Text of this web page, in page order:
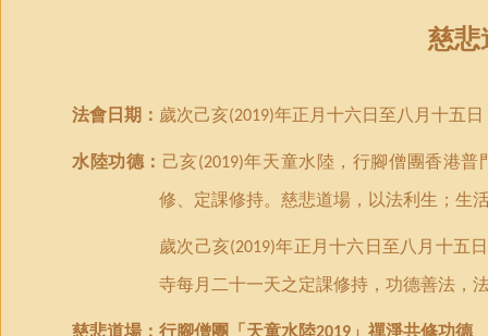
慈
法會日期： 歲次己亥(2019)年正月十六日至八月十五日
水陸功德： 己亥(2019)年天童水陸，行腳僧團香港
修、 定課修持。慈悲道場，以法利生；生
歲次己亥(2019)年正月十六日至八月十五
寺每月二十一天之定課修持， 功德善法 ，
慈悲道場 ：行腳僧團 「天童水陸 」 禪淨共修功德